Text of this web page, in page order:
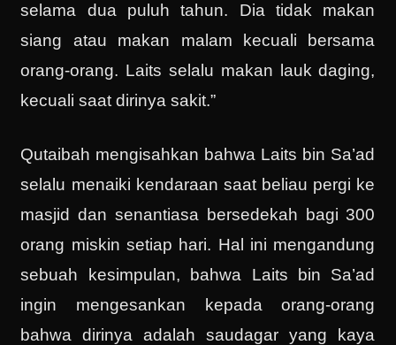
selama dua puluh tahun. Dia tidak makan
siang atau makan malam kecuali bersama
orang-orang. Laits selalu makan lauk daging,
kecuali saat dirinya sakit.”
Qutaibah mengisahkan bahwa Laits bin Sa’ad
selalu menaiki kendaraan saat beliau pergi ke
masjid dan senantiasa bersedekah bagi 300
orang miskin setiap hari. Hal ini mengandung
sebuah kesimpulan, bahwa Laits bin Sa’ad
ingin mengesankan kepada orang-orang
bahwa dirinya adalah saudagar yang kaya